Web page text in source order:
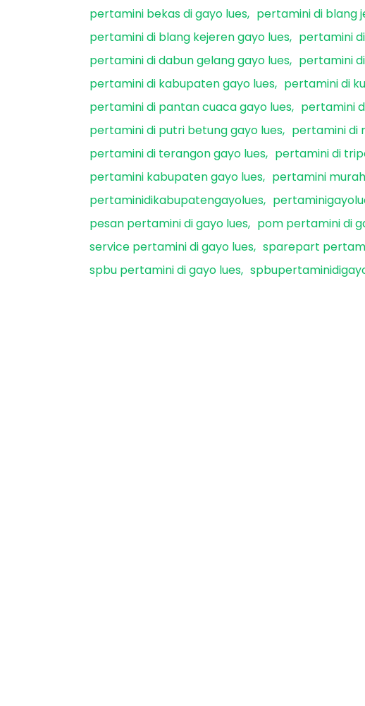
pertamini bekas di gayo lues
pertamini di blang
pertamini di blang kejeren gayo lues
pertamini
pertamini di dabun gelang gayo lues
pertamini
pertamini di kabupaten gayo lues
pertamini di
pertamini di pantan cuaca gayo lues
pertamini
pertamini di putri betung gayo lues
pertamini di
pertamini di terangon gayo lues
pertamini di
pertamini kabupaten gayo lues
pertamini
pertaminidikabupatengayolues
pesan pertamini di gayo lues
pom pertamini di
service pertamini di gayo lues sparepart
spbu pertamini di gayo lues